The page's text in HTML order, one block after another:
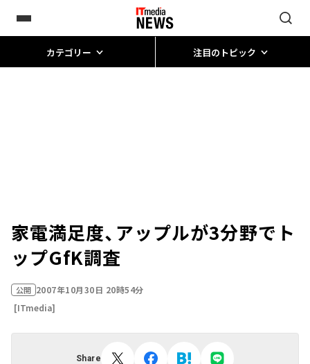
カテゴリー 注目のトピック
家電満足度、アップルが3分野でト
ップ――GfK調査
公開 2007年10月30日 20時54分
[ITmedia]
Share